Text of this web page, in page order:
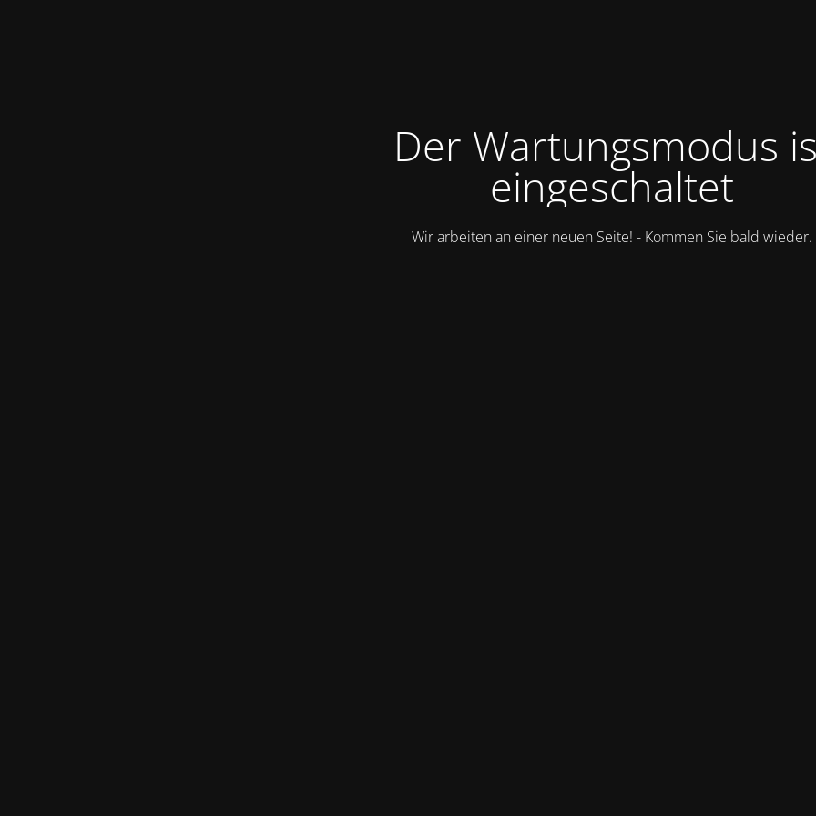
Der Wartungsmodus
eingeschaltet
Wir arbeiten an einer neuen Seite! - Kommen Sie bald wieder.